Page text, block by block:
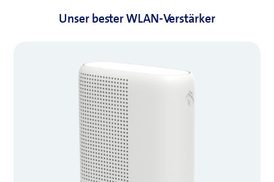
Unser bester WLAN-Verstärker